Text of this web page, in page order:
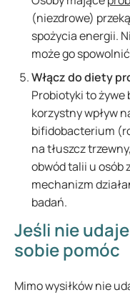
(niezdrowe)
spożycia energii.
może go
Włącz do diety
Probiotyki to żywe
korzystny wpływ
bifidobacterium
na tłuszcz
obwód talii u osób
mechanizm
badań.
Jeśli nie
sobie pomóc
Mimo wysiłków nie